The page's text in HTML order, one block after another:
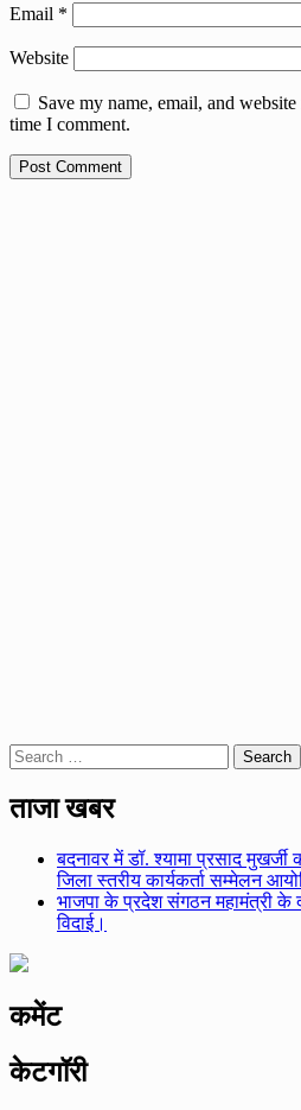
Email *
Website
Save my name, email, and
time I comment.
Search
for:
ताजा खबर
बदनावर में डॉ. श्यामा प्रसाद
जिला स्तरीय कार्यकर्ता सम्मेलन
भाजपा के प्रदेश संगठन महामंत्री के
विदाई।
कमेंट
केटगॉरी